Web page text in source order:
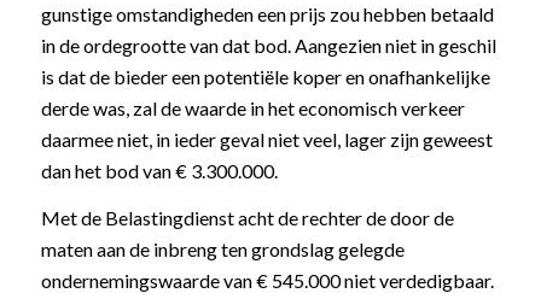
gunstige omstandigheden een prijs zou hebben betaald
in de ordegrootte van dat bod. Aangezien niet in geschil
is dat de bieder een potentiële koper en onafhankelijke
derde was, zal de waarde in het economisch verkeer
daarmee niet, in ieder geval niet veel, lager zijn geweest
dan het bod van € 3.300.000.
Met de Belastingdienst acht de rechter de door de
maten aan de inbreng ten grondslag gelegde
ondernemingswaarde van € 545.000 niet verdedigbaar.